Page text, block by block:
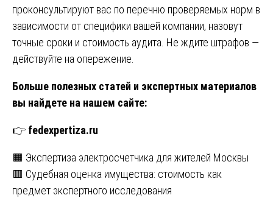
проконсультируют вас по перечню проверяемых норм в
зависимости от специфики вашей компании, назовут
точные сроки и стоимость аудита. Не ждите штрафов —
действуйте на опережение.
Больше полезных статей и экспертных материалов
вы найдете на нашем сайте:
👉 fedexpertiza.ru
Навигация
по
🟧 Экспертиза электросчетчика для жителей Москвы
🟥 Судебная оценка имущества: стоимость как
предмет экспертного исследования